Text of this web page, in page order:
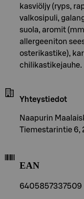
kasviöljy (ryps,
valkosipuli,
suola, aromit
allergeeniton
osterikastike),
chilikastikejauhe.
Yhteystiedot
Naapurin
Tiemestarintie 6,
EAN
6405857337509